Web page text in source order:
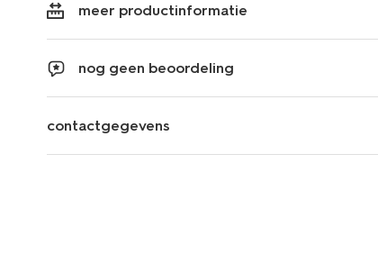
meer productinformatie
nog geen beoordeling
contactgegevens